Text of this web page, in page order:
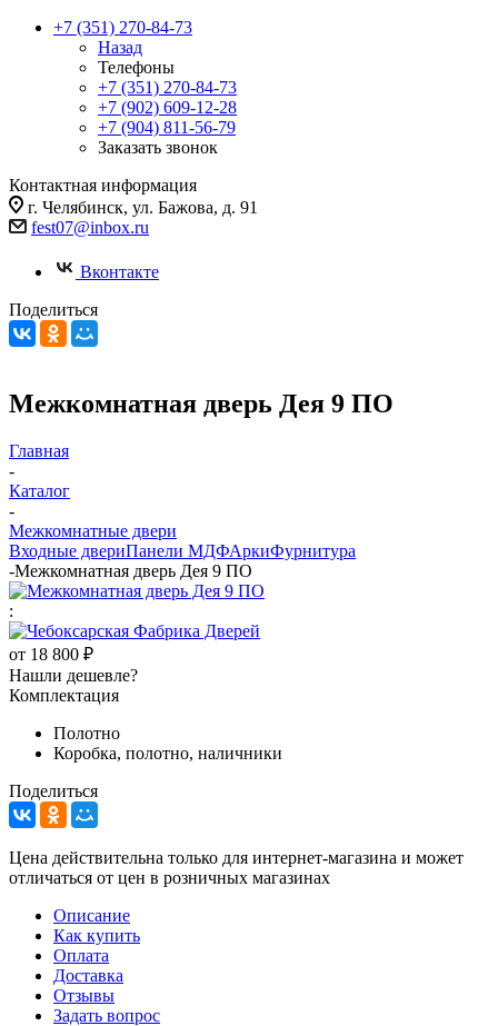
+7 (351) 270-84-73
Назад
Телефоны
+7 (351) 270-84-73
+7 (902) 609-12-28
+7 (904) 811-56-79
Заказать звонок
Контактная информация
г. Челябинск, ул. Бажова, д. 91
fest07@inbox.ru
Вконтакте
Поделиться
Межкомнатная дверь Дея 9 ПО
Главная
-
Каталог
-
Межкомнатные двери
Входные двериПанели МДФАркиФурнитура
-Межкомнатная дверь Дея 9 ПО
:
от 18 800 ₽
Нашли дешевле?
Комплектация
Полотно
Коробка, полотно, наличники
Поделиться
Цена действительна только для интернет-магазина и может
отличаться от цен в розничных магазинах
Описание
Как купить
Оплата
Доставка
Отзывы
Задать вопрос